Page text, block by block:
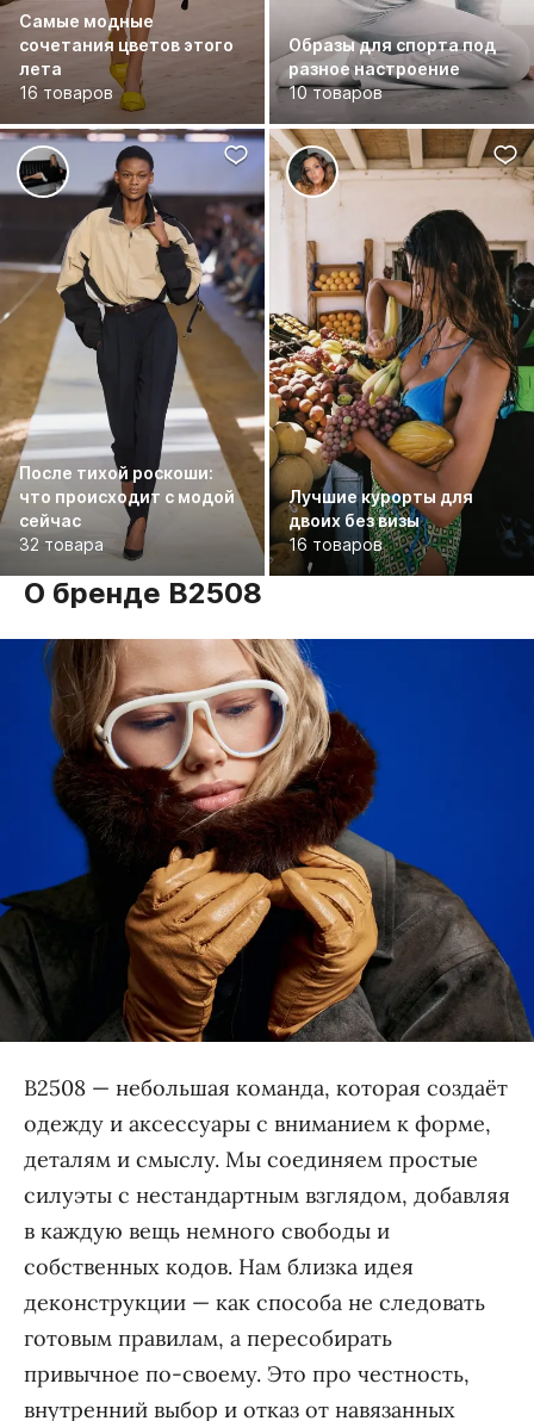
Самые модные
сочетания цветов этого
лета
16 товаров
Образы для спорта под
разное настроение
10 товаров
После тихой роскоши:
что происходит с модой
сейчас
32 товара
Лучшие курорты для
двоих без визы
16 товаров
О бренде B2508
B2508 — небольшая команда, которая создаёт
одежду и аксессуары с вниманием к форме,
деталям и смыслу. Мы соединяем простые
силуэты с нестандартным взглядом, добавляя
в каждую вещь немного свободы и
собственных кодов. Нам близка идея
деконструкции — как способа не следовать
готовым правилам, а пересобирать
привычное по-своему. Это про честность,
внутренний выбор и отказ от навязанных